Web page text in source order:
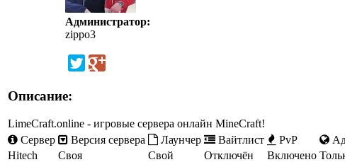
Администратор:
zippo3
Описание:
LimeCraft.online - игровые сервера онлайн MineCraft!
Сервер
Версия сервера Лаунчер Вайтлист PvP
Hitech
Своя Свой Отключён Включено